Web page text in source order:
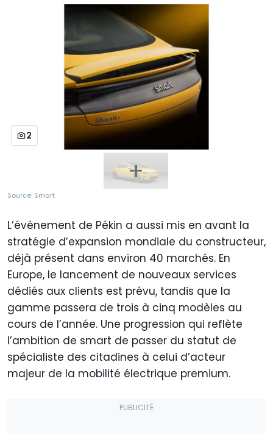
2
Source: Smart
L’événement de Pékin a aussi mis en avant la
stratégie d’expansion mondiale du constructeur,
déjà présent dans environ 40 marchés. En
Europe, le lancement de nouveaux services
dédiés aux clients est prévu, tandis que la
gamme passera de trois à cinq modèles au
cours de l’année. Une progression qui reflète
l’ambition de smart de passer du statut de
spécialiste des citadines à celui d’acteur
majeur de la mobilité électrique premium.